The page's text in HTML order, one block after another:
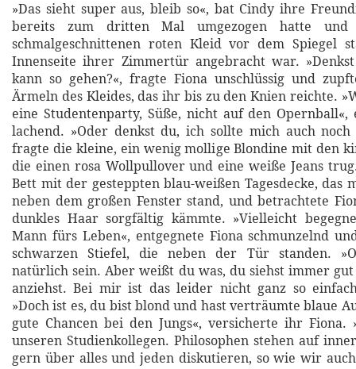
»Das sieht super aus, bleib so«, bat Cindy ihre
bereits zum dritten Mal umgezogen hatte
schmalgeschnittenen roten Kleid vor dem Spiegel
Innenseite ihrer Zimmertür angebracht war.
kann so gehen?«, fragte Fiona unschlüssig und
Ärmeln des Kleides, das ihr bis zu den Knien reichte.
eine Studentenparty, Süße, nicht auf den Opernball«,
lachend. »Oder denkst du, ich sollte mich auch noch
fragte die kleine, ein wenig mollige Blondine mit den
die einen rosa Wollpullover und eine weiße Jeans
Bett mit der gesteppten blau-weißen Tagesdecke, das
neben dem großen Fenster stand, und betrachtete
dunkles Haar sorgfältig kämmte. »Vielleicht
Mann fürs Leben«, entgegnete Fiona schmunzelnd
schwarzen Stiefel, die neben der Tür standen.
natürlich sein. Aber weißt du was, du siehst immer gut
anziehst. Bei mir ist das leider nicht ganz so
»Doch ist es, du bist blond und hast verträumte blaue
gute Chancen bei den Jungs«, versicherte ihr Fiona.
unseren Studienkollegen. Philosophen stehen auf
gern über alles und jeden diskutieren, so wie wir